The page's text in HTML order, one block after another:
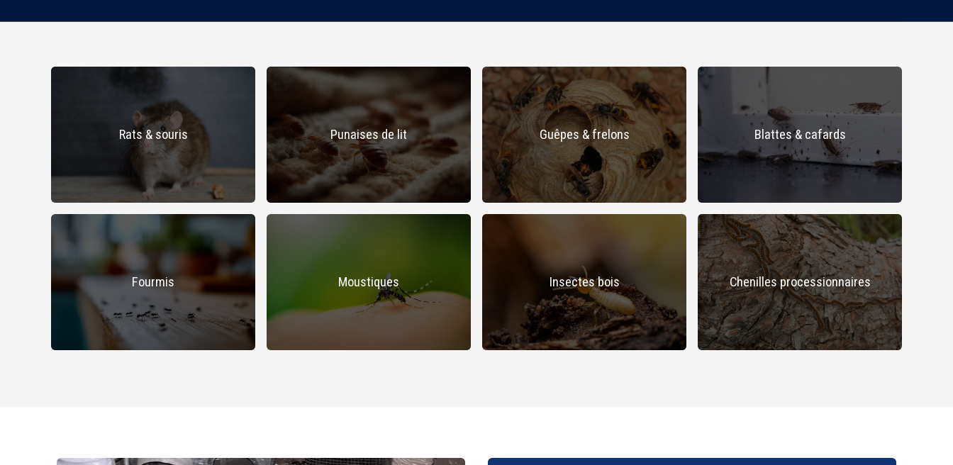
Rats & souris Punaises de lit Guêpes & frelons Blattes & cafards
Fourmis Moustiques Insectes bois Chenilles processionnaires